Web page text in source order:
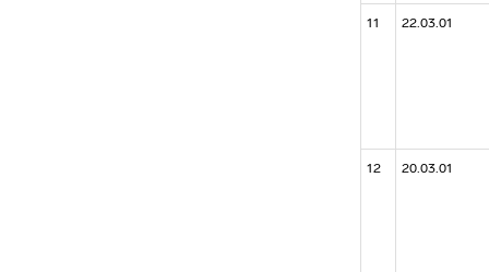
11 22.03.01
12 20.03.01